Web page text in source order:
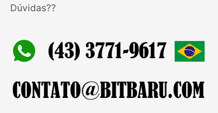
q
a
p
o
Dúvidas??